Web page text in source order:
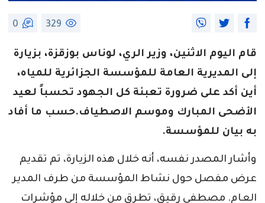
329
0
قام اليوم الاثنين، وزير الري، لوناس بوزقزة، بزيارة
إلى المديرية العامة للمؤسسة الجزائرية للمياه،
أين أكد على ضرورة تعبئة كل الجهود تحسباً لعيد
الأضحى المبارك وموسم الاصطياف.حسب ما أفاد
به بيان للمؤسسة.
وأشار المصدر نفسه، أنه خلال هذه الزيارة، تم تقديم
عرض مفصل حول نشاط المؤسسة من طرف المدير
العام. مصطفى رقيق، تطرق من خلاله إلى مؤشرات